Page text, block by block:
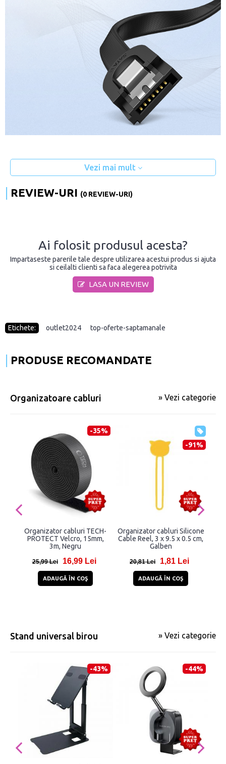
Vezi mai mult
REVIEW-URI (0 REVIEW-URI)
Ai folosit produsul acesta?
Impartaseste parerile tale despre utilizarea acestui produs si ajuta
si ceilalti clienti sa faca alegerea potrivita
LASA UN REVIEW
Etichete: outlet2024 top-oferte-saptamanale
PRODUSE RECOMANDATE
Organizatoare cabluri » Vezi categorie
-35%
Organizator cabluri TECH-
PROTECT Velcro, 15mm,
3m, Negru
25,99 Lei 16,99 Lei
ADAUGĂ ÎN COŞ
-91%
Organizator cabluri Silicone
Cable Reel, 3 x 9.5 x 0.5 cm,
Galben
20,81 Lei 1,81 Lei
ADAUGĂ ÎN COŞ
Stand universal birou » Vezi categorie
-43% -44%